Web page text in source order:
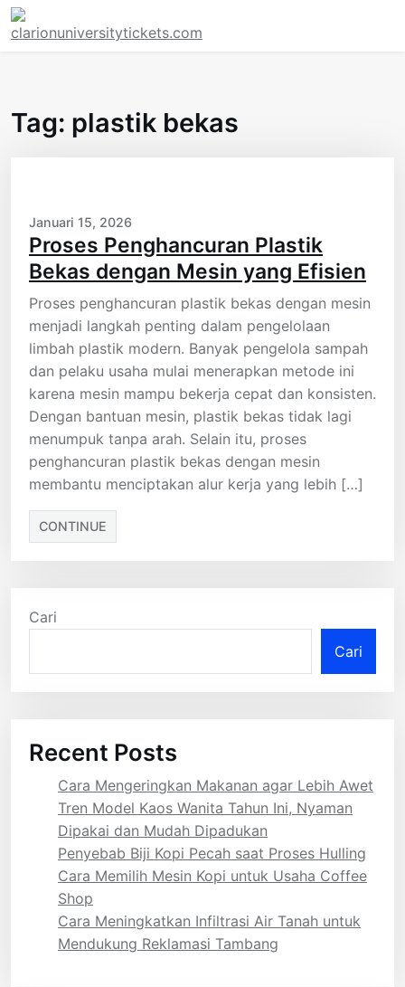
Skip
to
Tag: plastik bekas
Januari 15, 2026
Proses Penghancuran Plastik
Bekas dengan Mesin yang Efisien
Proses penghancuran plastik bekas dengan mesin
menjadi langkah penting dalam pengelolaan
limbah plastik modern. Banyak pengelola sampah
dan pelaku usaha mulai menerapkan metode ini
karena mesin mampu bekerja cepat dan konsisten.
Dengan bantuan mesin, plastik bekas tidak lagi
menumpuk tanpa arah. Selain itu, proses
penghancuran plastik bekas dengan mesin
membantu menciptakan alur kerja yang lebih […]
CONTINUE
Cari
Cari
Recent Posts
Cara Mengeringkan Makanan agar Lebih Awet
Tren Model Kaos Wanita Tahun Ini, Nyaman
Dipakai dan Mudah Dipadukan
Penyebab Biji Kopi Pecah saat Proses Hulling
Cara Memilih Mesin Kopi untuk Usaha Coffee
Shop
Cara Meningkatkan Infiltrasi Air Tanah untuk
Mendukung Reklamasi Tambang